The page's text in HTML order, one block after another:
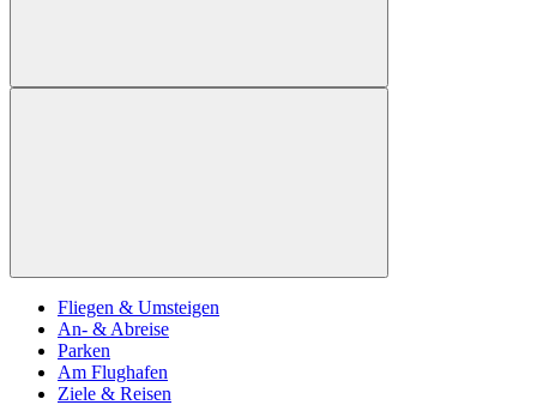
Fliegen & Umsteigen
An- & Abreise
Parken
Am Flughafen
Ziele & Reisen